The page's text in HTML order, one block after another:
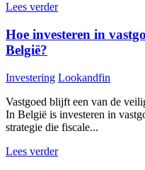
Lees verder
Hoe investeren in
België?
Investering Lookandfin
Vastgoed blijft een van de
In België is investeren in
strategie die fiscale...
Lees verder